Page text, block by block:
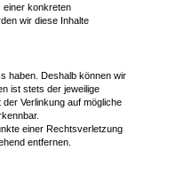
einer konkreten
wir diese Inhalte
haben. Deshalb können wir
ist stets der jeweilige
Verlinkung auf mögliche
einer Rechtsverletzung
entfernen.